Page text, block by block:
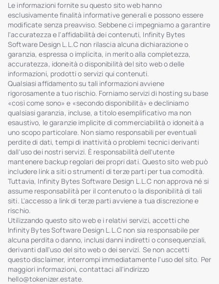
Le informazioni fornite su questo sito web hanno
esclusivamente finalità informative generali e possono essere
modificate senza preavviso. Sebbene ci impegniamo a garantire
l'accuratezza e l'affidabilità dei contenuti, Infinity Bytes
Software Design L.L.C non rilascia alcuna dichiarazione o
garanzia, espressa o implicita, in merito alla completezza,
accuratezza, idoneità o disponibilità del sito web o delle
informazioni, prodotti o servizi qui contenuti.
Qualsiasi affidamento su tali informazioni avviene
rigorosamente a tuo rischio. Forniamo servizi di hosting su base
«così come sono» e «secondo disponibilità» e decliniamo
qualsiasi garanzia, incluse, a titolo esemplificativo ma non
esaustivo, le garanzie implicite di commerciabilità o idoneità a
uno scopo particolare. Non siamo responsabili per eventuali
perdite di dati, tempi di inattività o problemi tecnici derivanti
dall'uso dei nostri servizi. È responsabilità dell'utente
mantenere backup regolari dei propri dati. Questo sito web può
includere link a siti o strumenti di terze parti per tua comodità.
Tuttavia, Infinity Bytes Software Design L.L.C non approva né si
assume responsabilità per il contenuto o la disponibilità di tali
siti. L'accesso a link di terze parti avviene a tua discrezione e
rischio.
Utilizzando questo sito web e i relativi servizi, accetti che
Infinity Bytes Software Design L.L.C non sia responsabile per
alcuna perdita o danno, inclusi danni indiretti o consequenziali,
derivanti dall'uso del sito web o dei servizi. Se non accetti
questo disclaimer, interrompi immediatamente l'uso del sito. Per
maggiori informazioni, contattaci all'indirizzo
hello@tokenizer.estate.